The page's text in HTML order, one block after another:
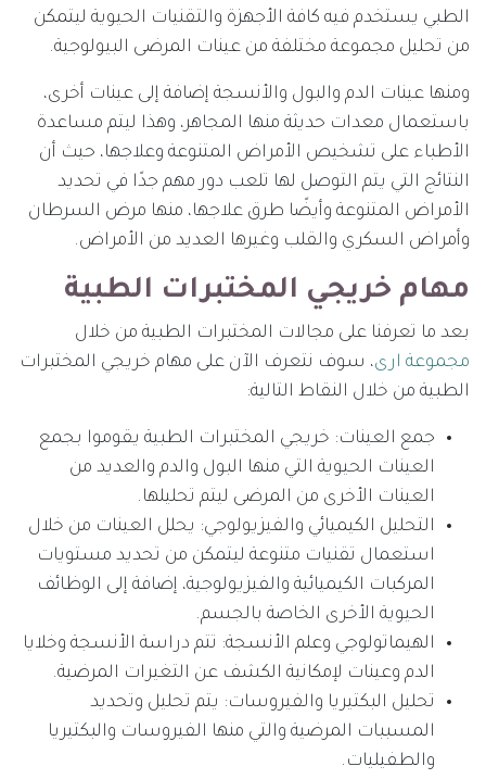
الطبي يستخدم فيه كافة الأجهزة والتقنيات الحيوية ليتمكن
من تحليل مجموعة مختلفة من عينات المرضى البيولوجية.
ومنها عينات الدم والبول والأنسجة إضافة إلى عينات أخرى،
باستعمال معدات حديثة منها المجاهر، وهذا ليتم مساعدة
الأطباء على تشخيص الأمراض المتنوعة وعلاجها، حيث أن
النتائج التي يتم التوصل لها تلعب دور مهم جدًا في تحديد
الأمراض المتنوعة وأيضًا طرق علاجها، منها مرض السرطان
وأمراض السكري والقلب وغيرها العديد من الأمراض.
مهام خريجي المختبرات الطبية
بعد ما تعرفنا على مجالات المختبرات الطبية من خلال
مجموعة ارى، سوف نتعرف الآن على مهام خريجي المختبرات
الطبية من خلال النقاط التالية:
جمع العينات: خريجي المختبرات الطبية يقوموا بجمع
العينات الحيوية التي منها البول والدم والعديد من
العينات الأخرى من المرضى ليتم تحليلها.
التحليل الكيميائي والفيزيولوجي: يحلل العينات من خلال
استعمال تقنيات متنوعة ليتمكن من تحديد مستويات
المركبات الكيميائية والفيزيولوجية، إضافة إلى الوظائف
الحيوية الأخرى الخاصة بالجسم.
الهيماتولوجي وعلم الأنسجة: تتم دراسة الأنسجة وخلايا
الدم وعينات لإمكانية الكشف عن التغيرات المرضية.
تحليل البكتيريا والفيروسات: يتم تحليل وتحديد
المسببات المرضية والتي منها الفيروسات والبكتيريا
والطفيليات.